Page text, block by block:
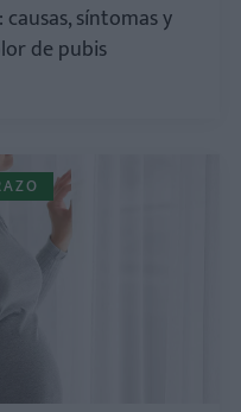
síntomas y
de pubis